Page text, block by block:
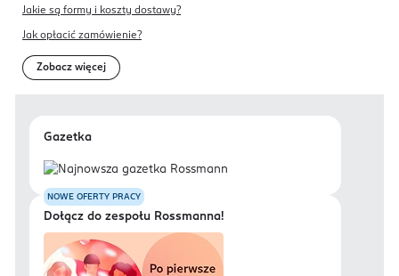
Jakie są formy i koszty dostawy?
Jak opłacić zamówienie?
Zobacz więcej
Gazetka
NOWE OFERTY PRACY
Dołącz do zespołu Rossmanna!